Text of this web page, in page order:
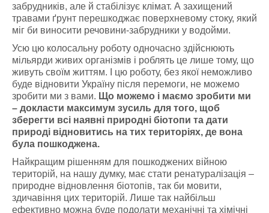
забрудників, але й стабілізує клімат. А захищений
травами ґрунт перешкоджає поверхневому стоку, який
міг би виносити речовини-забрудники у водойми.
Усю цю колосальну роботу одночасно здійснюють
мільярди живих організмів і роблять це лише тому, що
живуть своїм життям. І цю роботу, без якої неможливо
буде відновити Україну після перемоги, не можемо
зробити ми з вами. Що можемо і маємо зробити ми
– докласти максимум зусиль для того, щоб
зберегти всі наявні природні біотопи та дати
природі відновитись на тих територіях, де вона
була пошкоджена.
Найкращим рішенням для пошкоджених війною
територій, на нашу думку, має стати ренатуралізація –
природне відновлення біотопів, так би мовити,
здичавіння цих територій. Лише так найбільш
ефективно можна буде подолати механічні та хімічні